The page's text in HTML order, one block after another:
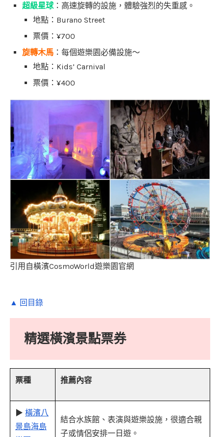
超級星球 ：高速旋轉的設施，體驗強烈的失重感。
地點：Burano Street
票價：¥700
旋轉木馬 ：每個遊樂園必備設施～
地點：Kids’ Carnival
票價：¥400
引用自橫濱CosmoWorld遊樂園官網
▲ 回目錄
精選橫濱景點票券
票種 推薦內容
▶ 橫濱八
景島海島
結合水族館、表演與遊樂設施，很適合親
子或情侶安排一日遊。